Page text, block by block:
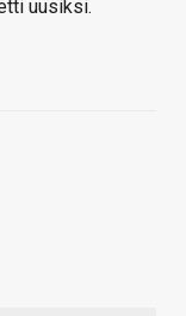
uusiksi.